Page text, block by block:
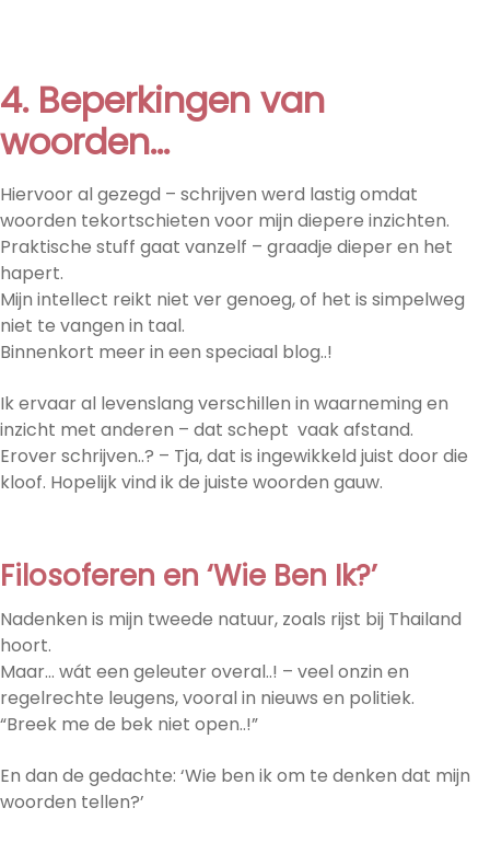
4. Beperkingen van
woorden…
Hiervoor al gezegd – schrijven werd lastig omdat
woorden tekortschieten voor mijn diepere inzichten.
Praktische stuff gaat vanzelf – graadje dieper en het
hapert.
Mijn intellect reikt niet ver genoeg, of het is simpelweg
niet te vangen in taal.
Binnenkort meer in een speciaal blog..!
Ik ervaar al levenslang verschillen in waarneming en
inzicht met anderen – dat schept vaak afstand.
Erover schrijven..? – Tja, dat is ingewikkeld juist door die
kloof. Hopelijk vind ik de juiste woorden gauw.
Filosoferen en ‘Wie Ben Ik?’
Nadenken is mijn tweede natuur, zoals rijst bij Thailand
hoort.
Maar… wát een geleuter overal..! – veel onzin en
regelrechte leugens, vooral in nieuws en politiek.
“Breek me de bek niet open..!”
En dan de gedachte: ‘Wie ben ik om te denken dat mijn
woorden tellen?’